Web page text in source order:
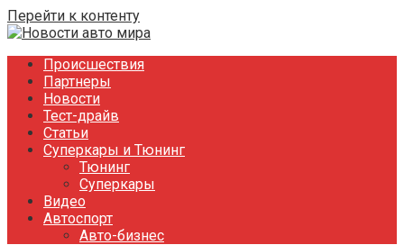
Перейти к контенту
Происшествия
Партнеры
Новости
Тест-драйв
Статьи
Суперкары и Тюнинг
Тюнинг
Суперкары
Видео
Автоспорт
Авто-бизнес